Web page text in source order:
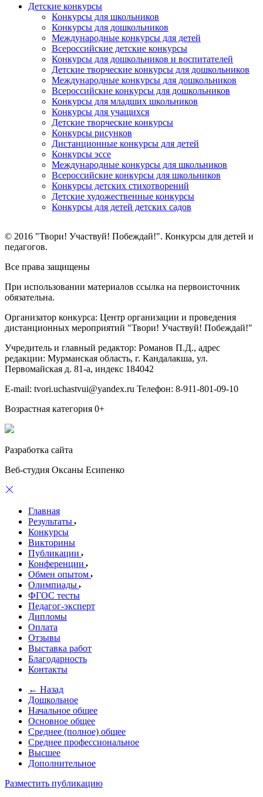
Детские конкурсы
Конкурсы для школьников
Конкурсы для дошкольников
Международные конкурсы для детей
Всероссийские детские конкурсы
Конкурсы для дошкольников и воспитателей
Детские творческие конкурсы для дошкольников
Международные конкурсы для дошкольников
Всероссийские конкурсы для дошкольников
Конкурсы для младших школьников
Конкурсы для учащихся
Детские творческие конкурсы
Конкурсы рисунков
Дистанционные конкурсы для детей
Конкурсы эссе
Международные конкурсы для школьников
Всероссийские конкурсы для школьников
Конкурсы детских стихотворений
Детские художественные конкурсы
Конкурсы для детей детских садов
© 2016 "Твори! Участвуй! Побеждай!". Конкурсы для детей и
педагогов.
Все права защищены
При использовании материалов ссылка на первоисточник
обязательна.
Организатор конкурса: Центр организации и проведения
дистанционных мероприятий "Твори! Участвуй! Побеждай!"
Учредитель и главный редактор: Романов П.Д., адрес
редакции: Мурманская область, г. Кандалакша, ул.
Первомайская д. 81-а, индекс 184042
E-mail: tvori.uchastvui@yandex.ru Телефон: 8-911-801-09-10
Возрастная категория 0+
Разработка сайта
Веб-студия Оксаны Есипенко
Главная
Результаты
Конкурсы
Викторины
Публикации
Конференции
Обмен опытом
Олимпиады
ФГОС тесты
Педагог-эксперт
Дипломы
Оплата
Отзывы
Выставка работ
Благодарность
Контакты
← Назад
Дошкольное
Начальное общее
Основное общее
Среднее (полное) общее
Среднее профессиональное
Высшее
Дополнительное
Разместить публикацию